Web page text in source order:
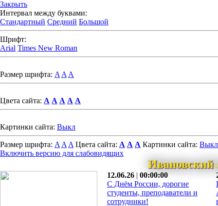
Закрыть
Интервал между буквами:
Стандартный Средний Большой
Шрифт:
Arial Times New Roman
Размер шрифта: A A A
Цвета сайта: A A A A A
Картинки сайта: Выкл
Размер шрифта: A A A Цвета сайта: A A A Картинки сайта: Выкл
Включить версию для слабовидящих
12.06.26 | 00:00:00
С Днём России, дорогие
студенты, преподаватели и
сотрудники!